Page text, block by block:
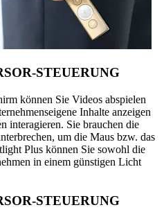
STEUERUNG
können Sie Videos abspielen
Inhalte anzeigen
interagieren. Sie brauchen die
um die Maus bzw. das
Plus können Sie sowohl die
in einem günstigen Licht
STEUERUNG